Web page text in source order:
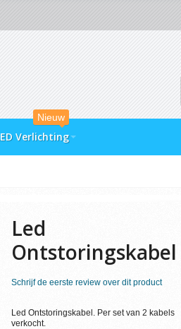
Verlichting
Nieuw
Led
Ontstoringskabel
Schrijf de eerste review over dit product
Led Ontstoringskabel. Per set van 2 kabels
verkocht.